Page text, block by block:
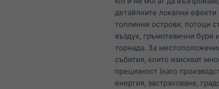
детайлните локални ефекти
топлинни острови, потоци
въздух, гръмотевични бури
торнада. За
събития, които изискват
прецизност (като
енергия, застраховане,